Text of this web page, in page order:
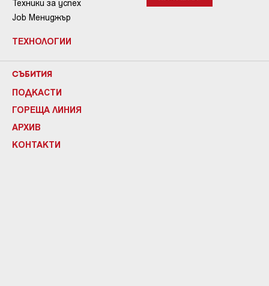
Техники за успех
Job Мениджър
ТЕХНОЛОГИИ
СЪБИТИЯ
ПОДКАСТИ
ГОРЕЩА ЛИНИЯ
АРХИВ
КОНТАКТИ